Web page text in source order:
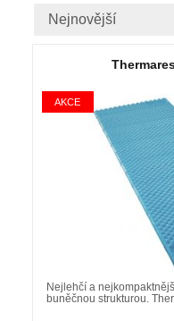
Nejnovější
Nejlehčí a
buněčnou strukturou.